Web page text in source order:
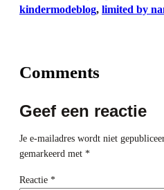
kindermodeblog, limited by
Comments
Geef een reactie
Je e-mailadres wordt niet
gemarkeerd met *
Reactie *